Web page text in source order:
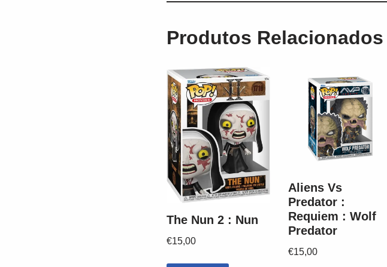
Produtos Relacionados
The Nun 2 : Nun
€15,00
Aliens Vs
Predator :
Requiem : Wolf
Predator
€15,00